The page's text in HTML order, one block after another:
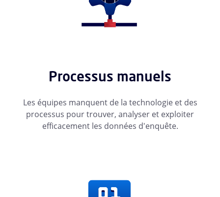
Processus manuels
Les équipes manquent de la technologie et des
processus pour trouver, analyser et exploiter
efficacement les données d'enquête.